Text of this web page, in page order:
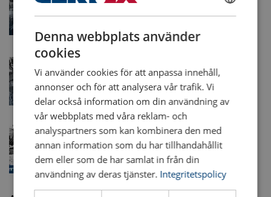
Powertex och Ropetex kvalitet, säkerhet och
efterlevnad
30 juli 2026
ansvarsfull leverantörskedja
13 juli 2026
Hur vi väljer rätt leverantörer och säkerställer en
transparent leverantörskedja
SWEDISH
ENGLISH TRANSLATION
Denna webbplats använder
cookies
Vi använder cookies för att anpassa innehåll,
annonser och för att analysera vår trafik. Vi
delar också information om din användning av
vår webbplats med våra reklam- och
analyspartners som kan kombinera den med
annan information som du har tillhandahållit
dem eller som de har samlat in från din
användning av deras tjänster. Integritetspolicy